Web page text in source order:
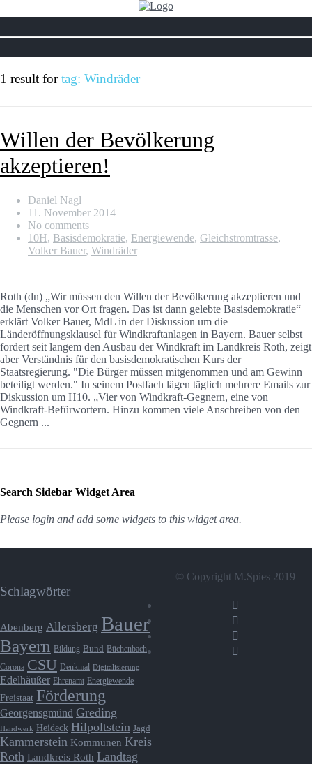
1 result fortag: Windräder
Willen der Bevölkerung
akzeptieren!
Daniel Nagl
11. November 2014
No comments
10H, Basisdemokratie, Energiewende, Gleichstromtrasse,
Volker Bauer, Windräder
Roth (dn) „Wir müssen den Willen der Bevölkerung akzeptieren und
die Menschen vor Ort fragen. Das ist dann gelebte Basisdemokratie“
erklärt Volker Bauer, MdL in der Diskussion um die
Länderöffnungsklausel für Windkraftanlagen in Bayern. Bauer selbst
fordert seit langem den Ausbau der Windkraft im Landkreis Roth, zeigt
aber Verständnis für den basisdemokratischen Kurs der
Staatsregierung. "Die Bürger müssen mitgenommen und am Gewinn
beteiligt werden." In seinem Postfach lägen täglich mehrere Emails zur
Diskussion um H10. „Vier von Windkraft-Gegnern, eine von
Windkraft-Befürwortern. Hinzu kommen viele Anschreiben von den
Gegnern ...
Search Sidebar Widget Area
Please login and add some widgets to this widget area.
Schlagwörter
Abenberg Allersberg Bauer
Bayern Bildung Bund Büchenbach
Corona CSU Denkmal Digitalisierung
Edelhäußer Ehrenamt Energiewende
Freistaat Förderung
Georgensgmünd Greding
Handwerk Heideck Hilpoltstein Jagd
Kammerstein Kommunen Kreis
Roth Landkreis Roth Landtag
© Copyright M.Spies 2019